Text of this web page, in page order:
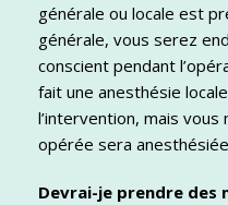
générale ou locale est
générale, vous serez
conscient pendant
fait une anesthésie
l’intervention, mais
opérée sera
Devrai-je prendre des